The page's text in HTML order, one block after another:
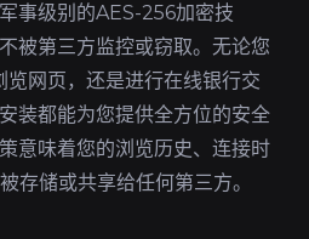
事级别的AES-256加密技
被第三方监控或窃取。无论您
网页，还是进行在线银行交
装都能为您提供全方位的安全
意味着您的浏览历史、连接时
存储或共享给任何第三方。